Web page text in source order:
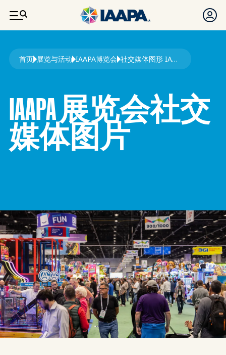
跳转到主要内容
面包屑
首页 展览与活动 IAAPA博览会 社交媒体图形 IAAPA 展览会
IAAPA 展览会社交
媒体图片